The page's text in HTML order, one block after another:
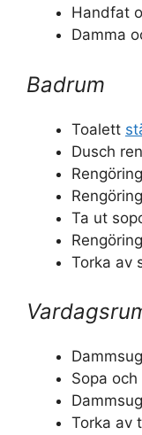
Handfat
Damma
Badrum
Toalett
Dusch
Ta ut
Torka av
Sopa
Torka av